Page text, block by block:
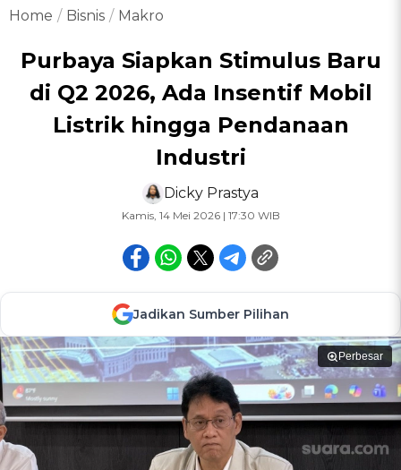
Home Bisnis Makro
Purbaya Siapkan Stimulus Baru
di Q2 2026, Ada Insentif Mobil
Listrik hingga Pendanaan
Industri
Dicky Prastya
Kamis, 14 Mei 2026 | 17:30 WIB
Jadikan Sumber Pilihan
Perbesar